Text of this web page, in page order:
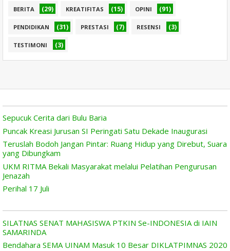
BERITA (29) KREATIFITAS (15) OPINI (91)
PENDIDIKAN (31) PRESTASI (7) RESENSI (3)
TESTIMONI (3)
Sepucuk Cerita dari Bulu Baria
Puncak Kreasi Jurusan SI Peringati Satu Dekade Inaugurasi
Teruslah Bodoh Jangan Pintar: Ruang Hidup yang Direbut, Suara
yang Dibungkam
UKM RITMA Bekali Masyarakat melalui Pelatihan Pengurusan
Jenazah
Perihal 17 Juli
SILATNAS SENAT MAHASISWA PTKIN Se-INDONESIA di IAIN
SAMARINDA
Bendahara SEMA UINAM Masuk 10 Besar DIKLATPIMNAS 2020